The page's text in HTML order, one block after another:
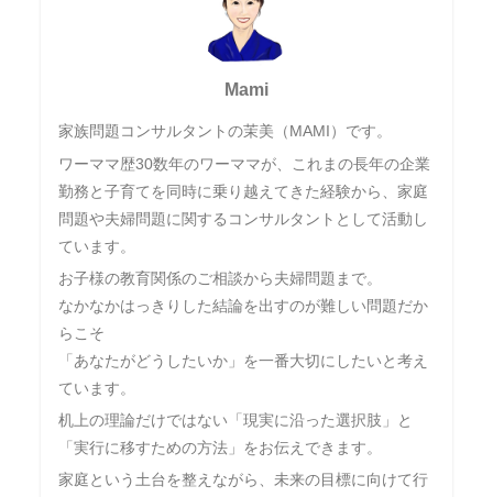
Mami
家族問題コンサルタントの茉美（MAMI）です。
ワーママ歴30数年のワーママが、これまの長年の企業
勤務と子育てを同時に乗り越えてきた経験から、家庭
問題や夫婦問題に関するコンサルタントとして活動し
ています。
お子様の教育関係のご相談から夫婦問題まで。
なかなかはっきりした結論を出すのが難しい問題だか
らこそ
「あなたがどうしたいか」を一番大切にしたいと考え
ています。
机上の理論だけではない「現実に沿った選択肢」と
「実行に移すための方法」をお伝えできます。
家庭という土台を整えながら、未来の目標に向けて行